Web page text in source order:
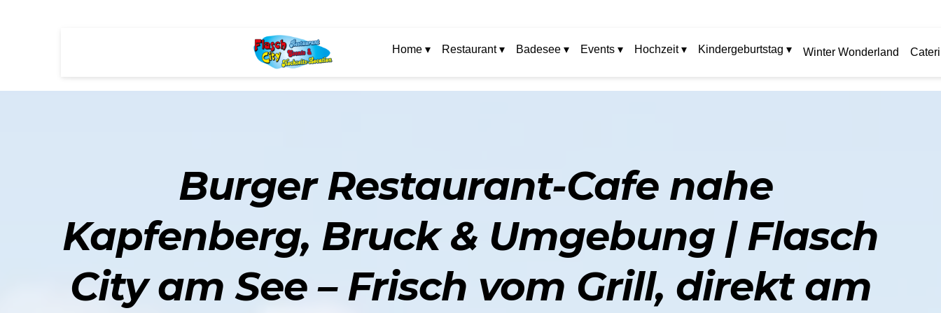
Home ▾ Restaurant ▾ Badesee ▾ Events ▾ Hochzeit ▾ Kindergeburtstag ▾ Winter Wonderland
Burger Restaurant-Cafe nahe
Kapfenberg, Bruck & Umgebung | Flasch
City am See – Frisch vom Grill, direkt am